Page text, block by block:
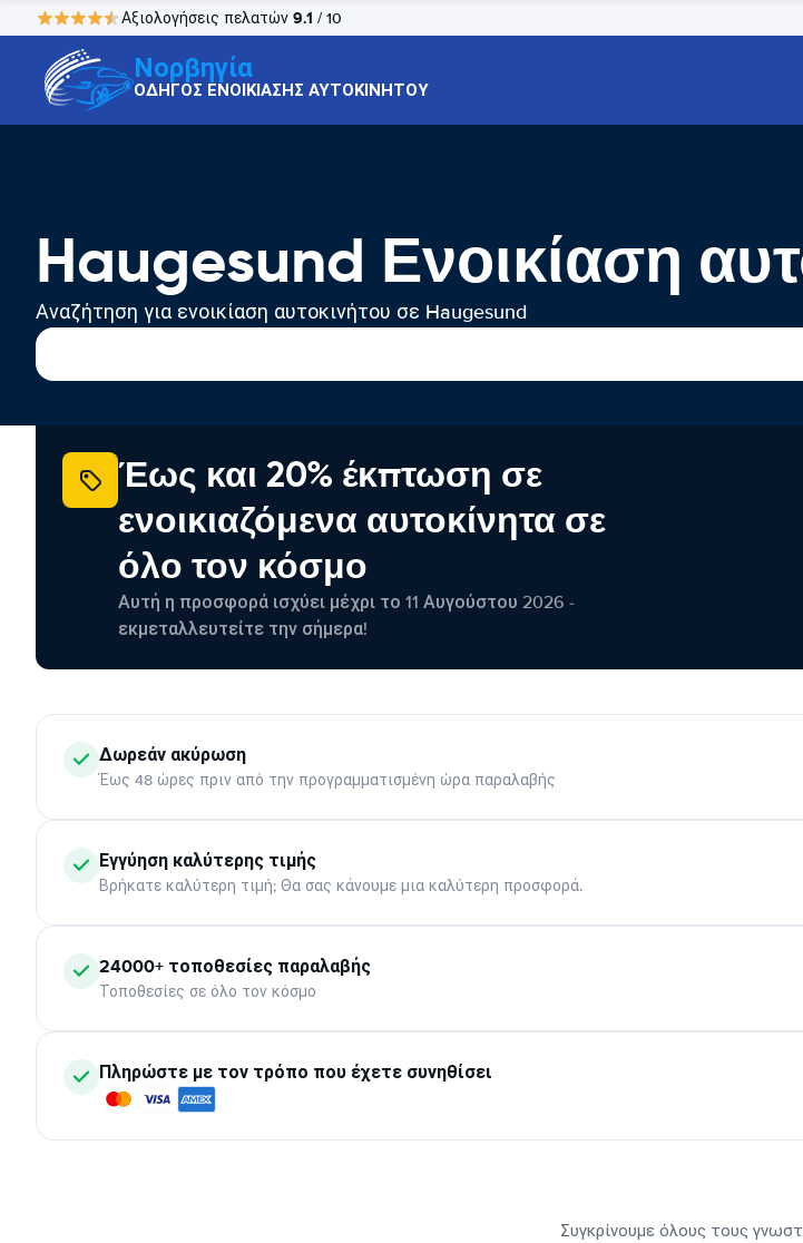
Αξιολογήσεις πελατών 9.1 / 10
Νορβηγία
ΟΔΗΓΟΣ ΕΝΟΙΚΙΑΣΗΣ ΑΥΤΟΚΙΝΗΤΟΥ
Haugesund Ενοικίαση
Αναζήτηση για ενοικίαση αυτοκινήτου σε Haugesund
Έως και 20% έκπτωση σε
ενοικιαζόμενα αυτοκίνητα σε
όλο τον κόσμο
Αυτή η προσφορά ισχύει μέχρι το 11 Αυγούστου 2026 -
εκμεταλλευτείτε την σήμερα!
Δωρεάν ακύρωση
Έως 48 ώρες πριν από την προγραμματισμένη ώρα παραλαβής
Εγγύηση καλύτερης τιμής
Βρήκατε καλύτερη τιμή; Θα σας κάνουμε μια καλύτερη προσφορά.
24000+ τοποθεσίες παραλαβής
Τοποθεσίες σε όλο τον κόσμο
Πληρώστε με τον τρόπο που έχετε συνηθίσει
Συγκρίνουμε όλους τους